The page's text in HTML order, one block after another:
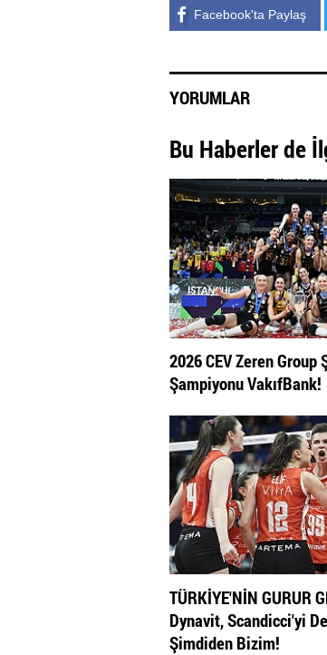
Facebook'ta Paylaş
YORUMLAR
Bu Haberler de
2026 CEV Zeren
Şampiyonu VakıfBank!
TÜRKİYE'NİN GURUR
Dynavit, Scandicci'yi
Şimdiden Bizim!